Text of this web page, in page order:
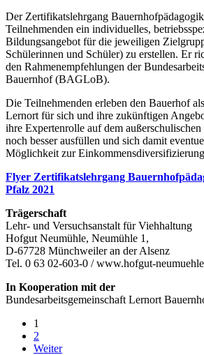
Der Zertifikatslehrgang
Teilnehmenden ein individuelles,
Bildungsangebot für die jeweiligen
Schülerinnen und Schüler) zu erstellen. Er
den Rahmenempfehlungen der
Bauernhof (BAGLoB).
Die Teilnehmenden erleben den Bauerhof
Lernort für sich und ihre zukünftigen
ihre Expertenrolle auf dem
noch besser ausfüllen und sich damit
Möglichkeit zur
Flyer Zertifikatslehrgang
Pfalz 2021
Trägerschaft
Lehr- und Versuchsanstalt für Viehhaltung
Hofgut Neumühle, Neumühle 1,
D-67728 Münchweiler an der Alsenz
Tel. 0 63 02-603-0 / www.hofgut-
In Kooperation mit der
Bundesarbeitsgemeinschaft Lernort
1
2
Weiter